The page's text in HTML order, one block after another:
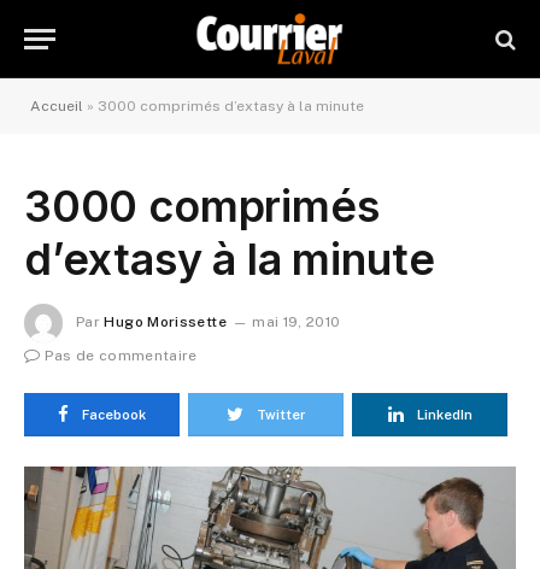
Accueil » 3000 comprimés d’extasy à la minute
3000 comprimés
d’extasy à la minute
Par Hugo Morissette
mai 19, 2010
Pas de commentaire
Facebook Twitter LinkedIn